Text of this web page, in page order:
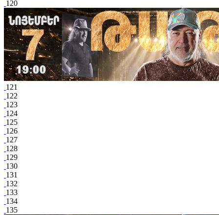
120
121
122
123
124
125
126
127
128
129
130
131
132
133
134
135